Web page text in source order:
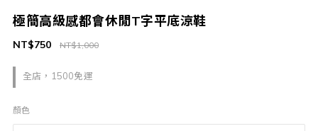
極簡高級感都會休閒T字平底涼鞋
全店，1500免運
NT$1,000
NT$750
顏色